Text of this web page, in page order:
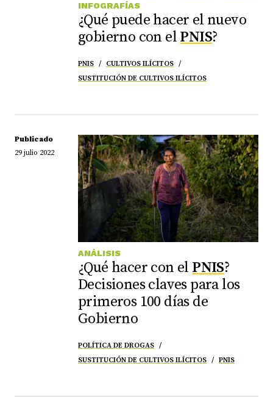
INFOGRAFÍAS
¿Qué puede hacer el nuevo
gobierno con el PNIS?
PNIS
CULTIVOS ILÍCITOS
SUSTITUCIÓN DE CULTIVOS ILÍCITOS
Publicado
29 julio 2022
ANÁLISIS
¿Qué hacer con el PNIS?
Decisiones claves para los
primeros 100 días de
Gobierno
POLÍTICA DE DROGAS
SUSTITUCIÓN DE CULTIVOS ILÍCITOS
PNIS